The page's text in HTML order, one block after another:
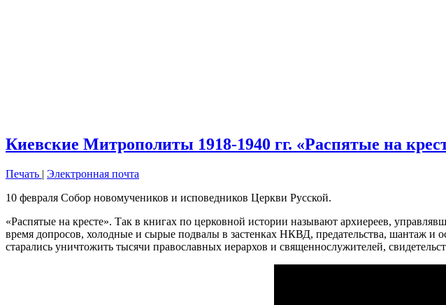
Киевские Митрополиты 1918-1940 гг. «Распятые на
Печать | Электронная почта
10 февраля Собор новомучеников и исповедников Церкви Русской.
«Распятые на кресте». Так в книгах по церковной истории называют архиереев,
время допросов, холодные и сырые подвалы в застенках НКВД, предательства, шантаж
старались уничтожить тысячи православных иерархов и священнослужителей,